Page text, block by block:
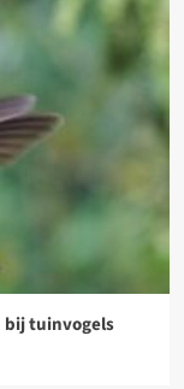
bij tuinvogels